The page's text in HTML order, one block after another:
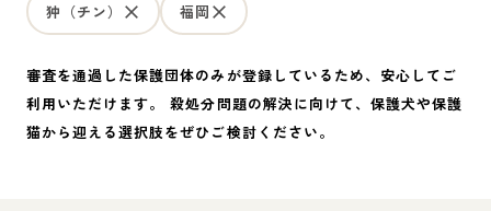
狆（チン） 福岡
審査を通過した保護団体のみが登録しているため、安心してご
利用いただけます。 殺処分問題の解決に向けて、保護犬や保護
猫から迎える選択肢をぜひご検討ください。